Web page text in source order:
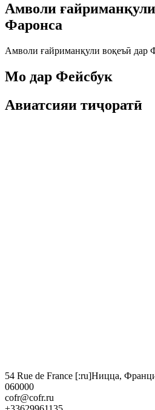
Амволи
Фаронса
Амволи ғайриманқули воқеъӣ дар
Мо дар Фейсбук
Авиатсияи тиҷоратӣ
54 Rue de France [:ru]Ницца,
060000
cofr@cofr.ru